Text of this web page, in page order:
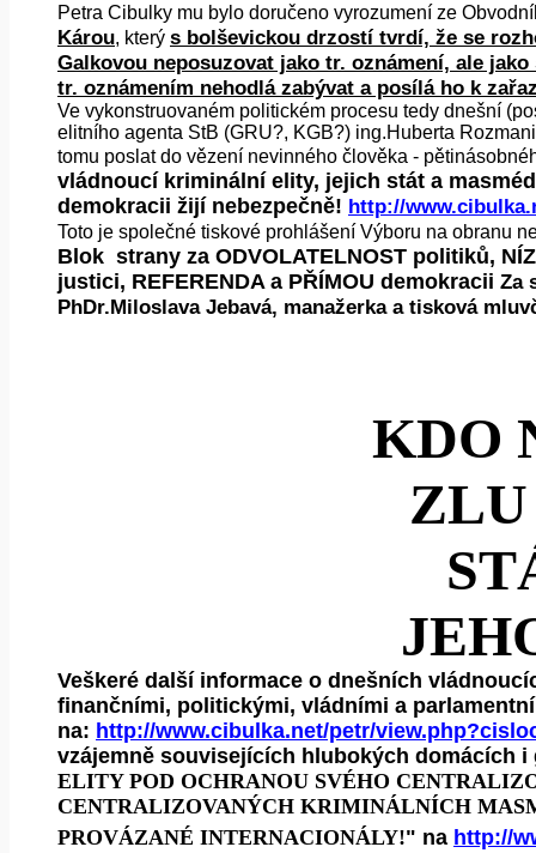
Petra Cibulky mu bylo doručeno vyrozumení ze
Károu, který s bolševickou drzostí tvrdí, že se
Galkovou neposuzovat jako tr. oznámení, ale
tr. oznámením nehodlá zabývat a posílá ho k
Ve vykonstruovaném politickém procesu tedy dnešní
elitního agenta StB (GRU?, KGB?) ing.Huberta
tomu poslat do vězení nevinného člověka -
vládnoucí kriminální elity, jejich stát a
demokracii žijí nebezpečně! http://
Toto je společné tiskové prohlášení Výboru na obranu
Blok strany za ODVOLATELNOST politiků,
justici, REFERENDA a PŘÍMOU demokracii Za
PhDr.Miloslava Jebavá, manažerka a tisková
KDO
ZLU
Veškeré další informace o dnešních
finančními, politickými, vládními a
na: http://www.cibulka.net/petr/
vzájemně souvisejících hlubokých domácích
ELITY POD OCHRANOU SVÉHO
CENTRALIZOVANÝCH KRIMINÁLNÍCH
PROVÁZANÉ INTERNACIONÁLY!" na http://